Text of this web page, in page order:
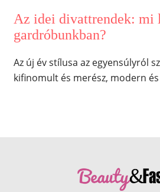
Az idei divattrendek: mi
gardróbunkban?
Az új év stílusa az egyensúlyról
kifinomult és merész, modern